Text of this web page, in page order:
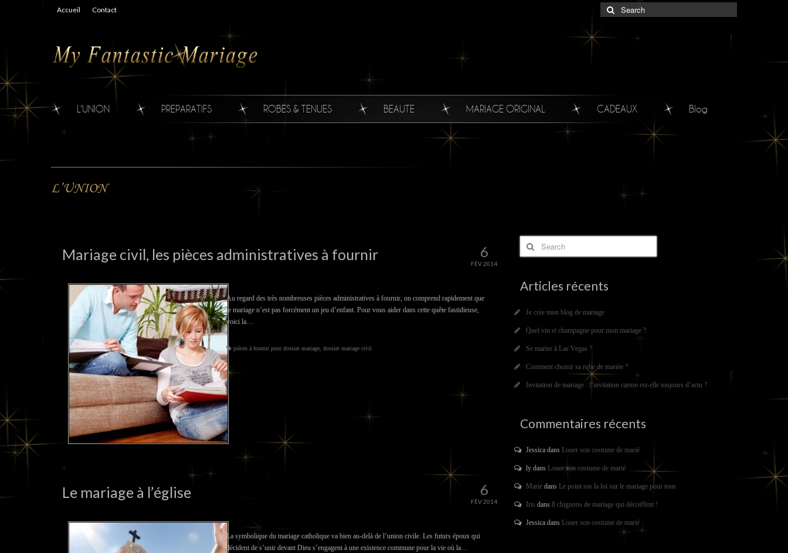
Accueil Contact
L'UNION PREPARATIFS ROBES & TENUES BEAUTE MARIAGE ORIGINAL CADEAUX Blog
L’UNION
6
FÉV 2014
Mariage civil, les pièces administratives à fournir
Au regard des très nombreuses pièces administratives à fournir, on comprend rapidement que
le mariage n’est pas forcément un jeu d’enfant. Pour vous aider dans cette quête fastidieuse,
voici la…
pièces à fournir pour dossier mariage, dossier mariage civil
6
FÉV 2014
Le mariage à l’église
La symbolique du mariage catholique va bien au-delà de l’union civile. Les futurs époux qui
décident de s’unir devant Dieu s’engagent à une existence commune pour la vie où la…
Articles récents
Je crée mon blog de mariage
Quel vin et champagne pour mon mariage ?
Se marier à Las Vegas ?
Comment choisir sa robe de mariée ?
Invitation de mariage : l’invitation carton est-elle toujours d’actu ?
Commentaires récents
Jessica dans Louer son costume de marié
ly dans Louer son costume de marié
Marie dans Le point sur la loi sur le mariage pour tous
Iris dans 8 chignons de mariage qui décoiffent !
Jessica dans Louer son costume de marié